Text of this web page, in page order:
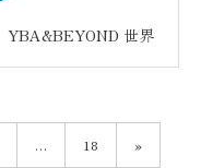
YBA&BEYOND 世界
… 18 »